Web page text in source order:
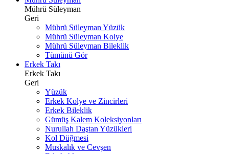
Mührü Süleyman
Geri
Mührü Süleyman Yüzük
Mührü Süleyman Kolye
Mührü Süleyman Bileklik
Tümünü Gör
Erkek Takı
Erkek Takı
Geri
Yüzük
Erkek Kolye ve Zincirleri
Erkek Bileklik
Gümüş Kalem Koleksiyonları
Nurullah Daştan Yüzükleri
Kol Düğmesi
Muskalık ve Cevşen